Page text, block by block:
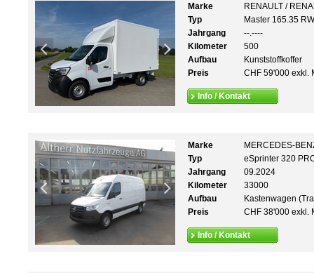
Marke
RENAULT /
Typ
Master 165.35
Jahrgang
--.----
Kilometer
500
Aufbau
Kunststoffkoffer
Preis
CHF 59'000 exkl.
Info / Kontakt
Marke
MERCEDES-
Typ
eSprinter 320
Jahrgang
09.2024
Kilometer
33000
Aufbau
Kastenwagen
Preis
CHF 38'000 exkl.
Info / Kontakt